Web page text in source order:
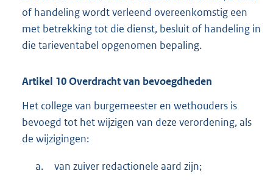
of handeling wordt verleend overeenkomstig een
met betrekking tot die dienst, besluit of handeling in
die tarieventabel opgenomen bepaling.
Artikel 10Overdracht van bevoegdheden
Het college van burgemeester en wethouders is
bevoegd tot het wijzigen van deze verordening, als
de wijzigingen:
a. van zuiver redactionele aard zijn;